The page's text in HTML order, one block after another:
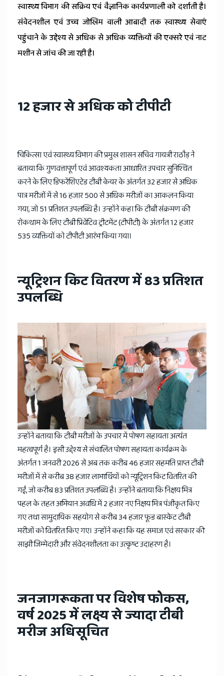
स्वास्थ्य विभाग की सक्रिय एवं वैज्ञानिक कार्यप्रणाली को दर्शाती है।
संवेदनशील एवं उच्च जोखिम वाली आबादी तक स्वास्थ्य सेवाएं
पहुंचाने के उद्देश्य से अधिक से अधिक व्यक्तियों की एक्सरे एवं नाट
मशीन से जांच की जा रही है।
12 हजार से अधिक को टीपीटी
चिकित्सा एवं स्वास्थ्य विभाग की प्रमुख शासन सचिव गायत्री राठौड़ ने
बताया कि गुणवत्तापूर्ण एवं आवश्यकता आधारित उपचार सुनिश्चित
करने के लिए डिफरेंशिएटेड टीबी केयर के अंतर्गत 32 हजार से अधिक
पात्र मरीजों में से 16 हजार 500 से अधिक मरीजों का आकलन किया
गया, जो 51 प्रतिशत उपलब्धि है। उन्होंने कहा कि टीबी संक्रमण की
रोकथाम के लिए टीबी प्रिवेंटिव ट्रीटमेंट (टीपीटी) के अंतर्गत 12 हजार
535 व्यक्तियों को टीपीटी आरंभ किया गया।
न्यूट्रिशन किट वितरण में 83 प्रतिशत
उपलब्धि
उन्होंने बताया कि टीबी मरीजों के उपचार में पोषण सहायता अत्यंत
महत्वपूर्ण है। इसी उद्देश्य से संचालित पोषण सहायता कार्यक्रम के
अंतर्गत 1 जनवरी 2026 से अब तक करीब 46 हजार सहमति प्राप्त टीबी
मरीजों में से करीब 38 हजार लाभार्थियों को न्यूट्रिशन किट वितरित की
गईं, जो करीब 83 प्रतिशत उपलब्धि है। उन्होंने बताया कि निक्षय मित्र
पहल के तहत अभियान अवधि में 2 हजार नए निक्षय मित्र पंजीकृत किए
गए तथा सामुदायिक सहयोग से करीब 34 हजार फूड बास्केट टीबी
मरीजों को वितरित किए गए। उन्होंने कहा कि यह समाज एवं सरकार की
साझी जिम्मेदारी और संवेदनशीलता का उत्कृष्ट उदाहरण है।
जनजागरूकता पर विशेष फोकस,
वर्ष 2025 में लक्ष्य से ज्यादा टीबी
मरीज अधिसूचित